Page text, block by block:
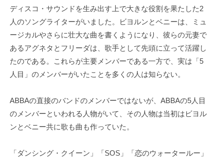
a
s
y
a
m
メ
ン
ディスコ・サウンドを生み出す上で大きな役割を果たした2
人のソングライターがいました。ビヨルンとベニーは、ミュ
ージカルやさらに壮大な曲を書くようになり、彼らの元妻で
あるアグネタとフリーダは、歌手として先頭に立って活躍し
たのである。これらが主要メンバーである一方で、実は「5
人目」のメンバーがいたことを多くの人は知らない。
ABBAの直接のバンドのメンバーではないが、ABBAの5人目
のメンバーといわれる人物がいて、その人物は当初はビヨル
ンとベニー共に歌も曲も作っていた。
「ダンシング・クイーン」「SOS」「恋のウォータールー」